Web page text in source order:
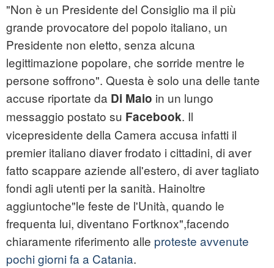
"Non è un Presidente del Consiglio ma il più
grande provocatore del popolo italiano, un
Presidente non eletto, senza alcuna
legittimazione popolare, che sorride mentre le
persone soffrono". Questa è solo una delle tante
accuse riportate da Di Maio in un lungo
messaggio postato su Facebook. Il
vicepresidente della Camera accusa infatti il
premier italiano diaver frodato i cittadini, di aver
fatto scappare aziende all'estero, di aver tagliato
fondi agli utenti per la sanità. Hainoltre
aggiuntoche"le feste de l'Unità, quando le
frequenta lui, diventano Fortknox",facendo
chiaramente riferimento alle proteste avvenute
pochi giorni fa a Catania.